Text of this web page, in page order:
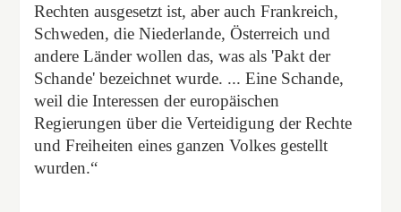
Rechten ausgesetzt ist, aber auch Frankreich,
Schweden, die Niederlande, Österreich und
andere Länder wollen das, was als 'Pakt der
Schande' bezeichnet wurde. ... Eine Schande,
weil die Interessen der europäischen
Regierungen über die Verteidigung der Rechte
und Freiheiten eines ganzen Volkes gestellt
wurden.“